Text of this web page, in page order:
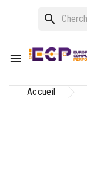
search

Accueil